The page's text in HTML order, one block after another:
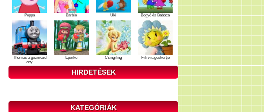
Peppa Barbie Uki Bogyó és Babóca
Thomas a gőzmozd
ony
Eperke Csingiling Fifi virágoskertje
HIRDETÉSEK
KATEGÓRIÁK